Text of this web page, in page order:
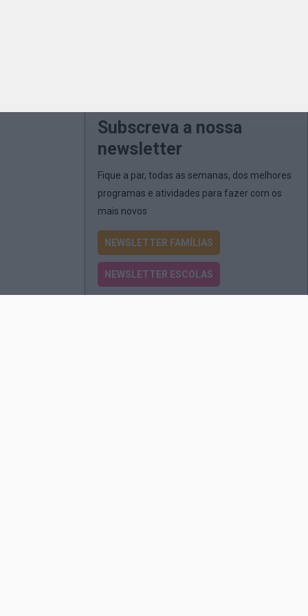
Subscreva a nossa
newsletter
Fique a par, todas as semanas, dos melhores
programas e atividades para fazer com os
mais novos
NEWSLETTER FAMÍLIAS
NEWSLETTER ESCOLAS